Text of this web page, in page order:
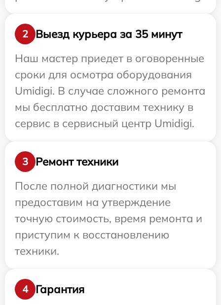
2
Выезд курьера за 35 минут
Наш мастер приедет в оговоренные
сроки для осмотра оборудования
Umidigi. В случае сложного ремонта
мы бесплатно доставим технику в
сервис в сервисный центр Umidigi.
3
Ремонт техники
После полной диагностики мы
предоставим на утверждение
точную стоимость, время ремонта и
приступим к восстановлению
техники.
4
Гарантия